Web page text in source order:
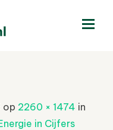
op 2260 × 1474 in
in Cijfers